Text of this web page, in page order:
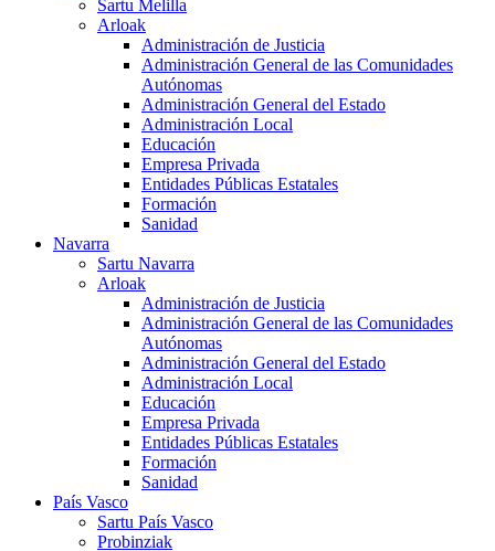
Sartu Melilla
Arloak
Administración de Justicia
Administración General de las Comunidades
Autónomas
Administración General del Estado
Administración Local
Educación
Empresa Privada
Entidades Públicas Estatales
Formación
Sanidad
Navarra
Sartu Navarra
Arloak
Administración de Justicia
Administración General de las Comunidades
Autónomas
Administración General del Estado
Administración Local
Educación
Empresa Privada
Entidades Públicas Estatales
Formación
Sanidad
País Vasco
Sartu País Vasco
Probinziak